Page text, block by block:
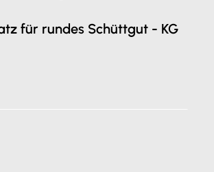
für rundes Schüttgut - KG